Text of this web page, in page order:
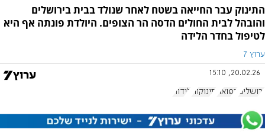
התינוק עבר החייאה בשטח לאחר שנולד בבית בירושלים
והובהל לבית החולים הדסה הר הצופים. היולדת פונתה אף היא
לטיפול בחדר הלידה
ערוץ 7
20.02.26, 15:10
ירושלים רפואה תינוקות לידות